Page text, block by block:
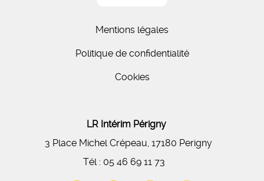
Mentions légales
Politique de confidentialité
Cookies
LR Intérim Périgny
3 Place Michel Crépeau, 17180 Perigny
Tél : 05 46 69 11 73